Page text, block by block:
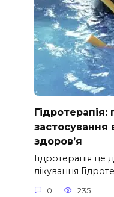
Гідротерапія:
здоров’я
Гідротерапія це
лікування
0 235